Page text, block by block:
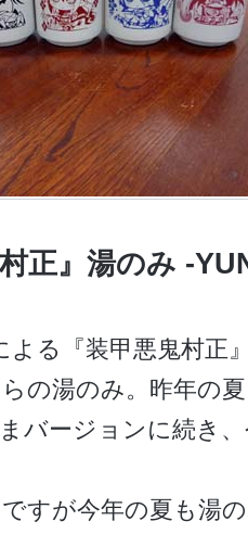
村正』湯のみ -
よる『装甲悪鬼村
の湯のみ。昨年の
バージョンに続き
すが今年の夏も湯